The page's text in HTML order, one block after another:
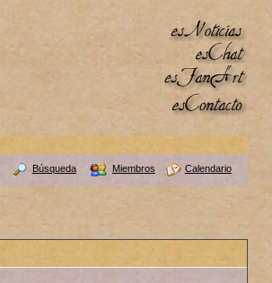
Búsqueda Miembros Calendario